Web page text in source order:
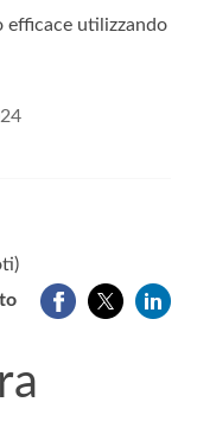
efficace utilizzando